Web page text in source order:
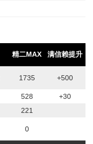
精二MAX 满信赖提升
1735 +500
528
+30
221
0